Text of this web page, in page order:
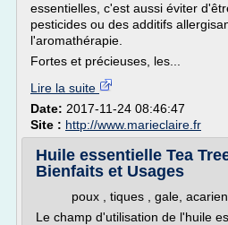
essentielles, c'est aussi éviter
pesticides ou des additifs
l'aromathérapie.
Fortes et précieuses, les...
Lire la suite
Date: 2017-11-24 08:46:47
Site : http://www.marieclaire.fr
Huile essentielle Tea
Bienfaits et Usages
poux , tiques , gale,
Le champ d'utilisation de l'huile